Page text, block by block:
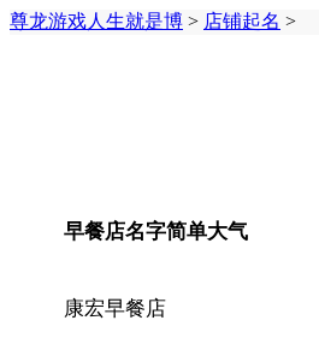
尊龙游戏人生就是博 > 店铺起名 >
早餐店名字简单大气
康宏早餐店